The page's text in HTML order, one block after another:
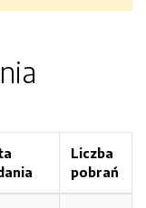
Liczba
pobrań